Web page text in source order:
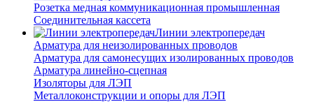
Розетка медная коммуникационная промышленная
Соединительная кассета
Линии электропередач
Арматура для неизолированных проводов
Арматура для самонесущих изолированных проводов
Арматура линейно-сцепная
Изоляторы для ЛЭП
Металлоконструкции и опоры для ЛЭП